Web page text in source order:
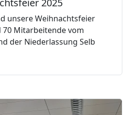
2025
unsere Weihnachtsfeier
Mitarbeitende vom
der Niederlassung Selb